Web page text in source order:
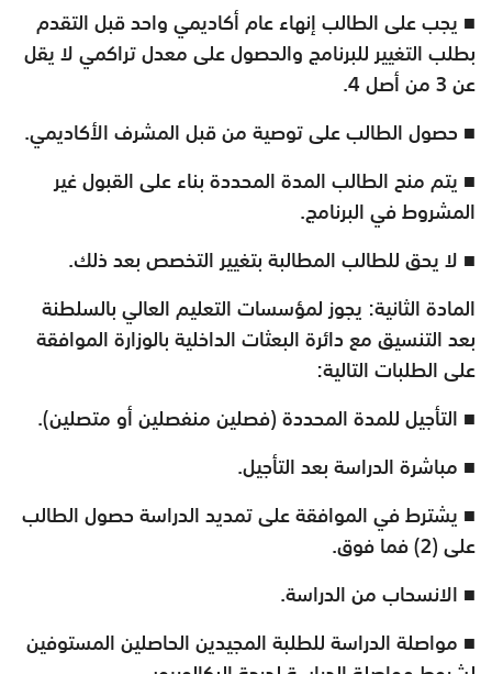
■ يجب على الطالب إنهاء عام أكاديمي واحد قبل التقدم
بطلب التغيير للبرنامج والحصول على معدل تراكمي لا يقل
عن 3 من أصل 4.
■ حصول الطالب على توصية من قبل المشرف الأكاديمي.
■ يتم منح الطالب المدة المحددة بناء على القبول غير
المشروط في البرنامج.
■ لا يحق للطالب المطالبة بتغيير التخصص بعد ذلك.
المادة الثانية: يجوز لمؤسسات التعليم العالي بالسلطنة
بعد التنسيق مع دائرة البعثات الداخلية بالوزارة الموافقة
على الطلبات التالية:
■ التأجيل للمدة المحددة (فصلين منفصلين أو متصلين).
■ مباشرة الدراسة بعد التأجيل.
■ يشترط في الموافقة على تمديد الدراسة حصول الطالب
على (2) فما فوق.
■ الانسحاب من الدراسة.
■ مواصلة الدراسة للطلبة المجيدين الحاصلين المستوفين